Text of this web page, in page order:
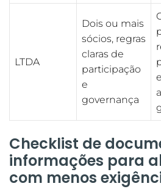
LTDA
Dois ou mais
sócios, regras
claras de
participação
e
governança
Checklist de
informações para
com menos